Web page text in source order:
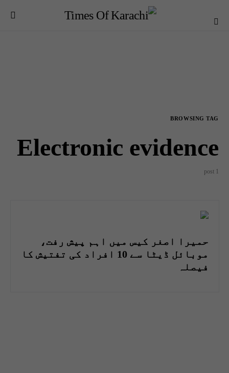
BROWSING TAG
Electronic evidence
1 post
حمیرا اصغر کیس میں اہم پیش رفت،
موبائل ڈیٹا سے 10 افراد کی تفتیش کا
فیصلہ